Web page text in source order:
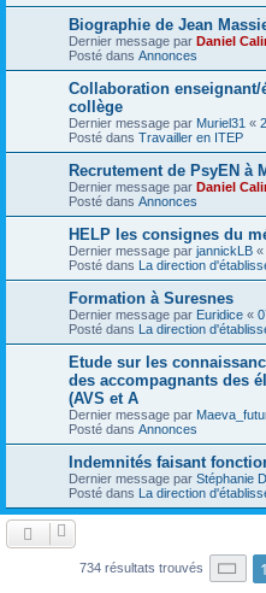
Biographie de Jean
Dernier message par Daniel
Posté dans Annonces
Collaboration enseignant/
collège
Dernier message par Muriel31 «
Posté dans Travailler en ITEP
Recrutement de PsyEN à
Dernier message par Daniel
Posté dans Annonces
HELP les consignes du
Dernier message par jannickLB «
Posté dans La direction
Formation à Suresnes
Dernier message par Euridice «
Posté dans La direction
Etude sur les
des accompagnants des
(AVS et A
Dernier message par
Posté dans Annonces
Indemnités faisant
Dernier message par Stéphanie
Posté dans La direction
734 résultats trouvés 1